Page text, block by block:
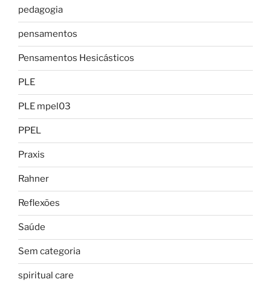
pedagogia
pensamentos
Pensamentos Hesicásticos
PLE
PLE mpel03
PPEL
Praxis
Rahner
Reflexões
Saúde
Sem categoria
spiritual care